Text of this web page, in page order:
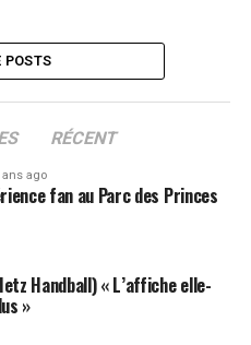
POSTS
RÉCENT
ans ago
fan au Parc des Princes
Handball) « L’affiche elle-
»